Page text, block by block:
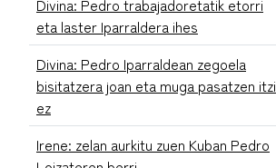
eta laster Iparraldera ihes
Divina: Pedro Iparraldean zegoela
bisitatzera joan eta muga pasatzen itzi
ez
Irene: zelan aurkitu zuen Kuban Pedro